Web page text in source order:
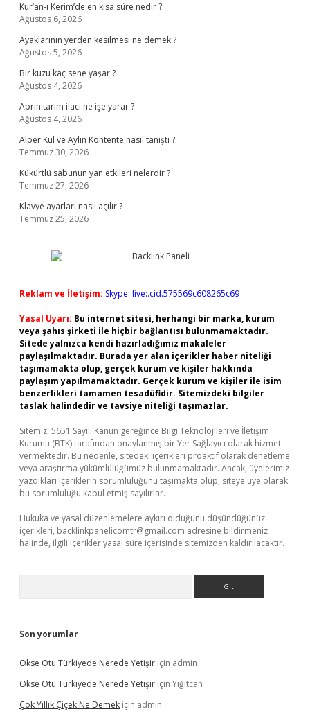
Kur’an-ı Kerim’de en kısa süre nedir ?
Ağustos 6, 2026
Ayaklarının yerden kesilmesi ne demek ?
Ağustos 5, 2026
Bir kuzu kaç sene yaşar ?
Ağustos 4, 2026
Aprin tarım ilacı ne işe yarar ?
Ağustos 4, 2026
Alper Kul ve Aylin Kontente nasıl tanıştı ?
Temmuz 30, 2026
Kükürtlü sabunun yan etkileri nelerdir ?
Temmuz 27, 2026
Klavye ayarları nasıl açılır ?
Temmuz 25, 2026
Reklam ve İletişim: Skype: live:.cid.575569c608265c69
Yasal Uyarı: Bu internet sitesi, herhangi bir marka, kurum
veya şahıs şirketi ile hiçbir bağlantısı bulunmamaktadır.
Sitede yalnızca kendi hazırladığımız makaleler
paylaşılmaktadır. Burada yer alan içerikler haber niteliği
taşımamakta olup, gerçek kurum ve kişiler hakkında
paylaşım yapılmamaktadır. Gerçek kurum ve kişiler ile isim
benzerlikleri tamamen tesadüfidir. Sitemizdeki bilgiler
taslak halindedir ve tavsiye niteliği taşımazlar.
Sitemiz, 5651 Sayılı Kanun gereğince Bilgi Teknolojileri ve İletişim
Kurumu (BTK) tarafından onaylanmış bir Yer Sağlayıcı olarak hizmet
vermektedir. Bu nedenle, sitedeki içerikleri proaktif olarak denetleme
veya araştırma yükümlülüğümüz bulunmamaktadır. Ancak, üyelerimiz
yazdıkları içeriklerin sorumluluğunu taşımakta olup, siteye üye olarak
bu sorumluluğu kabul etmiş sayılırlar.
Hukuka ve yasal düzenlemelere aykırı olduğunu düşündüğünüz
içerikleri, backlinkpanelicomtr@gmail.com adresine bildirmeniz
halinde, ilgili içerikler yasal süre içerisinde sitemizden kaldırılacaktır.
Son yorumlar
Ökse Otu Türkiyede Nerede Yetişir için admin
Ökse Otu Türkiyede Nerede Yetişir için Yiğitcan
Çok Yıllık Çiçek Ne Demek için admin